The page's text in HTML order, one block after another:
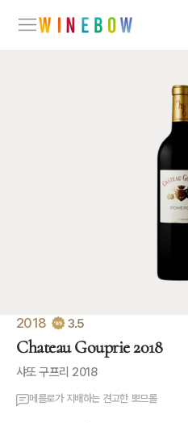
2018 3.5
Chateau Gouprie 2018
샤또 구프리 2018
메를로가 지배하는 견고한 뽀므롤